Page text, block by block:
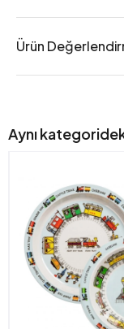
Ürün
Aynı